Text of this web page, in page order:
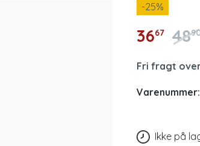
-25%
3667 48
Fri fragt
Varenummer:
Ikke på